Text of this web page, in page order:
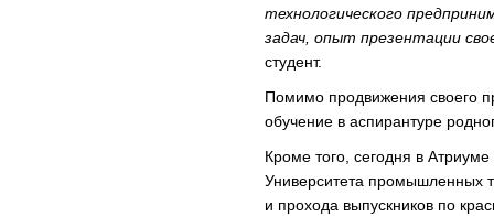
технологического
задач, опыт презентации
студент.
Помимо продвижения своего
обучение в аспирантуре
Кроме того, сегодня в
Университета промышленных
и прохода выпускников по